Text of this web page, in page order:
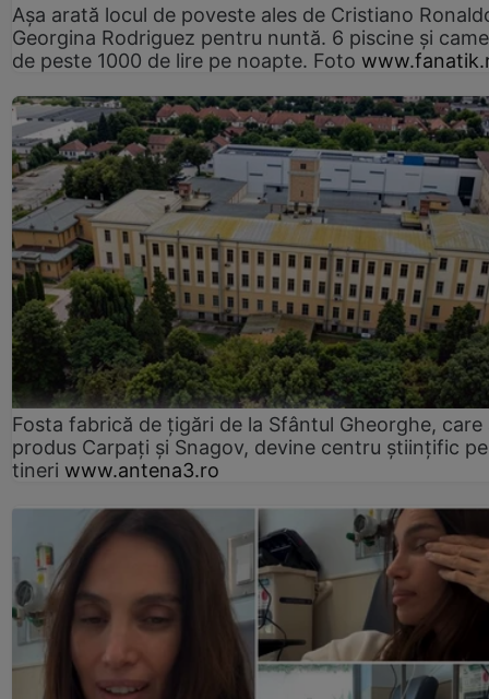
Așa arată locul de poveste ales de Cristiano
Georgina Rodriguez pentru nuntă. 6 piscine și
de peste 1000 de lire pe noapte. Foto
Fosta fabrică de țigări de la Sfântul Gheorghe, care
produs Carpați și Snagov, devine centru științific
tineri www.antena3.ro